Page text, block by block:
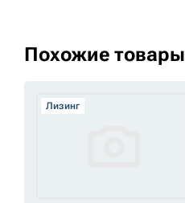
Похожие товары
Лизинг